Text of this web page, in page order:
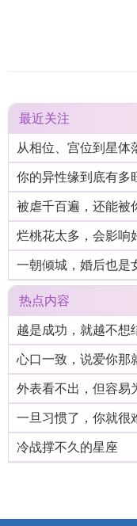
最近关注
从相位、宫位到星体
你的异性缘到底有多
被虐千百遍，还能被
烂桃花太多，会影响
一朝倾城，婚后也是
热点内容
越是成功，就越不想
心口一致，说爱你那
外表看不出，但容易
一旦习惯了，你就很
冷战撑不久的星座